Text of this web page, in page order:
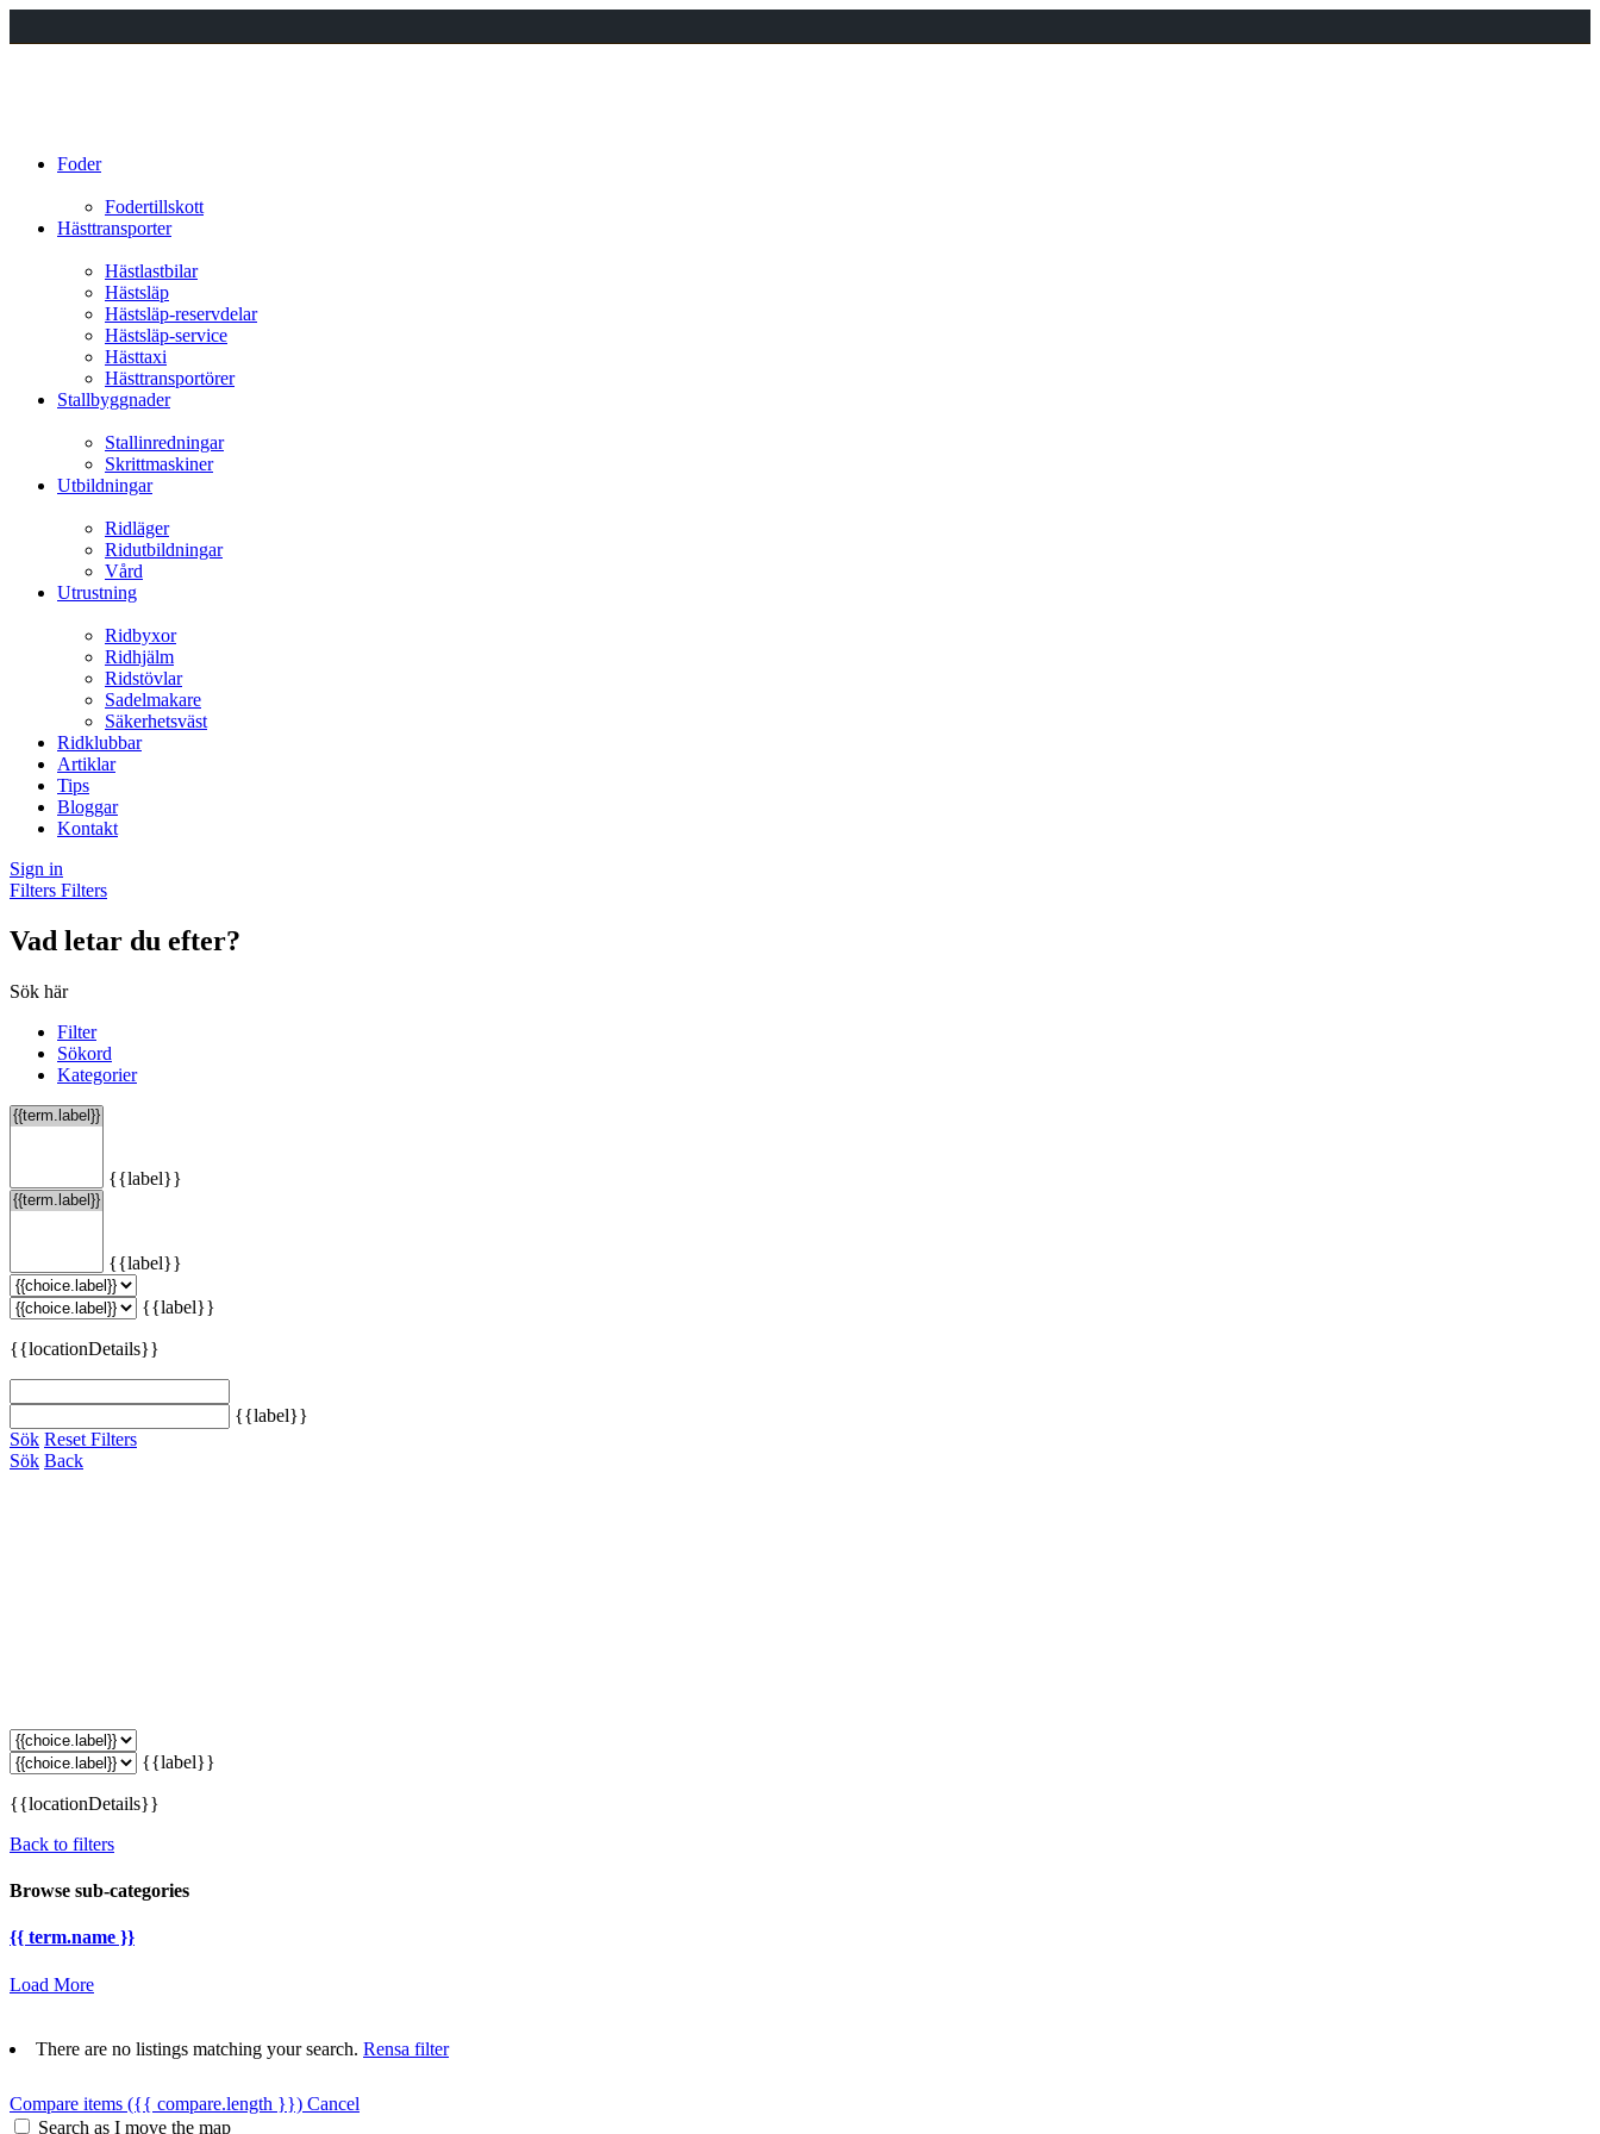
Foder
Fodertillskott
Hästtransporter
Hästlastbilar
Hästsläp
Hästsläp-reservdelar
Hästsläp-service
Hästtaxi
Hästtransportörer
Stallbyggnader
Stallinredningar
Skrittmaskiner
Utbildningar
Ridläger
Ridutbildningar
Vård
Utrustning
Ridbyxor
Ridhjälm
Ridstövlar
Sadelmakare
Säkerhetsväst
Ridklubbar
Artiklar
Tips
Bloggar
Kontakt
Sign in
Filters Filters
Vad letar du efter?
Sök här
Filter
Sökord
Kategorier
{{label}}
{{label}}
{{label}}
{{locationDetails}}
{{label}}
Sök Reset Filters
Sök Back
{{label}}
{{locationDetails}}
Back to filters
Browse sub-categories
{{ term.name }}
Load More
There are no listings matching your search. Rensa filter
Compare items ({{ compare.length }}) Cancel
Search as I move the map